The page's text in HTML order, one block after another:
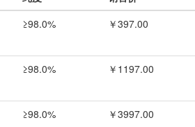
≥98.0% ￥397.00
≥98.0% ￥1197.00
≥98.0% ￥3997.00